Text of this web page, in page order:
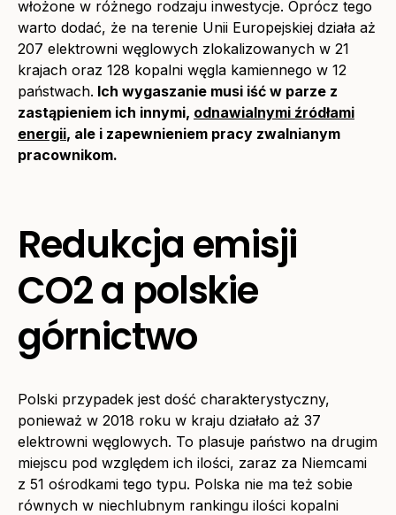
włożone w różnego rodzaju inwestycje. Oprócz tego
warto dodać, że na terenie Unii Europejskiej działa aż
207 elektrowni węglowych zlokalizowanych w 21
krajach oraz 128 kopalni węgla kamiennego w 12
państwach. Ich wygaszanie musi iść w parze z
zastąpieniem ich innymi, odnawialnymi źródłami
energii, ale i zapewnieniem pracy zwalnianym
pracownikom.
Redukcja emisji
CO2 a polskie
górnictwo
Polski przypadek jest dość charakterystyczny,
ponieważ w 2018 roku w kraju działało aż 37
elektrowni węglowych. To plasuje państwo na drugim
miejscu pod względem ich ilości, zaraz za Niemcami
z 51 ośrodkami tego typu. Polska nie ma też sobie
równych w niechlubnym rankingu ilości kopalni